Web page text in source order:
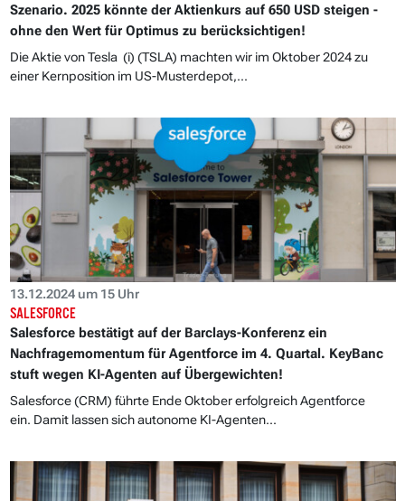
Szenario. 2025 könnte der Aktienkurs auf 650 USD steigen -
ohne den Wert für Optimus zu berücksichtigen!
Die Aktie von Tesla (i) (TSLA) machten wir im Oktober 2024 zu
einer Kernposition im US-Musterdepot,...
13.12.2024 um 15 Uhr
SALESFORCE
Salesforce bestätigt auf der Barclays-Konferenz ein
Nachfragemomentum für Agentforce im 4. Quartal. KeyBanc
stuft wegen KI-Agenten auf Übergewichten!
Salesforce (CRM) führte Ende Oktober erfolgreich Agentforce
ein. Damit lassen sich autonome KI-Agenten...